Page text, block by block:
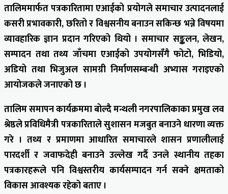
तालिममार्फत पत्रकारितामा एआईको प्रयोगले समाचार उत्पादनलाई
कसरी प्रभावकारी, छरितो र विश्वसनीय बनाउन सकिन्छ भन्ने विषयमा
व्यावहारिक ज्ञान प्रदान गरिएको थियो । समाचार सङ्कलन, लेखन,
सम्पादन तथा तथ्य जाँचमा एआईको उपयोगसँगै फोटो, भिडियो,
अडियो तथा भिजुअल सामग्री निर्माणसम्बन्धी अभ्यास गराइएको
आयोजकले जनाएको छ ।
तालिम समापन कार्यक्रममा बोल्दै मन्थली नगरपालिकाका प्रमुख लव
श्रेष्ठले प्रविधिमैत्री पत्रकारिताले सुशासन मजबुत बनाउने धारणा व्यक्त
गरे । तथ्य र प्रमाणमा आधारित समाचारले शासन प्रणालीलाई
पारदर्शी र जवाफदेही बनाउने उल्लेख गर्दै उनले स्थानीय तहका
पत्रकारहरूले पनि विश्वस्तरीय कार्यसम्पादन गर्न सक्ने क्षमताको
विकास आवश्यक रहेको बताए ।